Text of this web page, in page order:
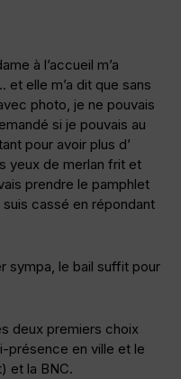
à l’accueil m’a
et elle m’a dit que sans
photo, je ne pouvais
si je pouvais au
pour avoir plus d’
yeux de merlan frit et
prendre le pamphlet
cassé en répondant
sympa, le bail suffit pour
deux premiers choix
présence en ville et le
et la BNC.